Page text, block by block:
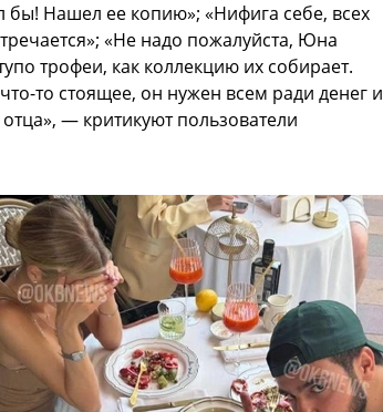
бы! Нашел ее копию»; «Нифига себе, всех
«Не надо пожалуйста, Юна
трофеи, как коллекцию их собирает.
то стоящее, он нужен всем ради денег и
— критикуют пользователи